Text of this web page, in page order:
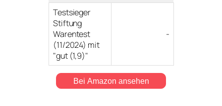
Testsieger
Stiftung
Warentest
(11/2024) mit
"gut (1,9)"
-
Bei Amazon ansehen